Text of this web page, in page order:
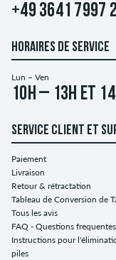
+49 3641 7997
HORAIRES DE SERVICE
Lun – Ven
10h – 13h et
SERVICE CLIENT ET
Paiement
Livraison
Retour & rétractation
Tableau de Conversion de
Tous les avis
FAQ - Questions frequentes
Instructions pour
piles